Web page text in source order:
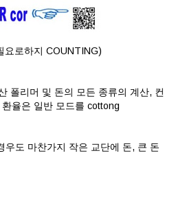
요로하지 COUNTING)
폴리머 및 돈의 모든 종류의 계산, 컨
율은 일반 모드를 cottong
우도 마찬가지 작은 교단에 돈, 큰 돈